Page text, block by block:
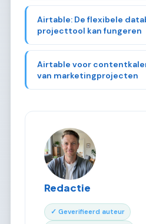
Airtable: De flexibele
projecttool kan fungeren
Airtable voor
van marketingprojecten
Redactie
✓ Geverifieerd auteur